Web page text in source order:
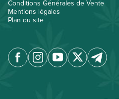
Conditions Générales de Vente
Mentions légales
Plan du site